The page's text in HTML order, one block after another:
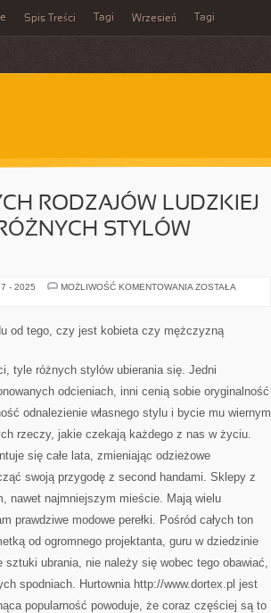
Spis Treści Tagi Wrzesień Tagi
RODZAJÓW LUDZKIEJ
STYLÓW
- 2025 MOŻLIWOŚĆ KOMENTOWANIA TYLE,
OSOBOWOŚCI,
STYLÓW
UBIERANIA
ZOSTAŁA
od tego, czy jest kobieta czy mężczyzną
tyle różnych stylów ubierania się. Jedni
odcieniach, inni cenią sobie oryginalność
odnalezienie własnego stylu i bycie mu wiernym
rzeczy, jakie czekają każdego z nas w życiu.
się całe lata, zmieniając odzieżowe
swoją przygodę z second handami. Sklepy z
nawet najmniejszym mieście. Mają wielu
prawdziwe modowe perełki. Pośród całych ton
od ogromnego projektanta, guru w dziedzinie
sztuki ubrania, nie należy się wobec tego obawiać,
spodniach. Hurtownia http://www.dortex.pl jest
popularność powoduje, że coraz częściej są to